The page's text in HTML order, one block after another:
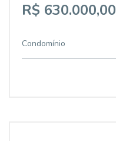
R$ 630.000,00
Condomínio